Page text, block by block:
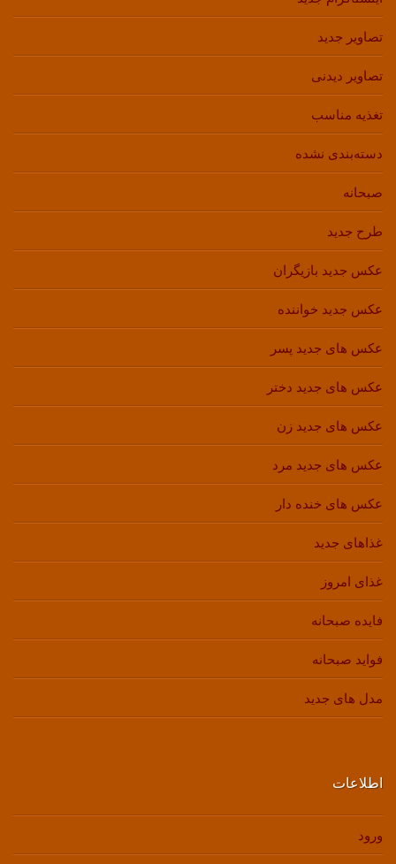
تصاویر جدید
تصاویر دیدنی
تغذیه مناسب
دسته‌بندی نشده
صبحانه
طرح جدید
عکس جدید بازیگران
عکس جدید خواننده
عکس های جدید پسر
عکس های جدید دختر
عکس های جدید زن
عکس های جدید مرد
عکس های خنده دار
غذاهای جدید
غذای امروز
فایده صبحانه
فواید صبحانه
مدل های جدید
اطلاعات
ورود